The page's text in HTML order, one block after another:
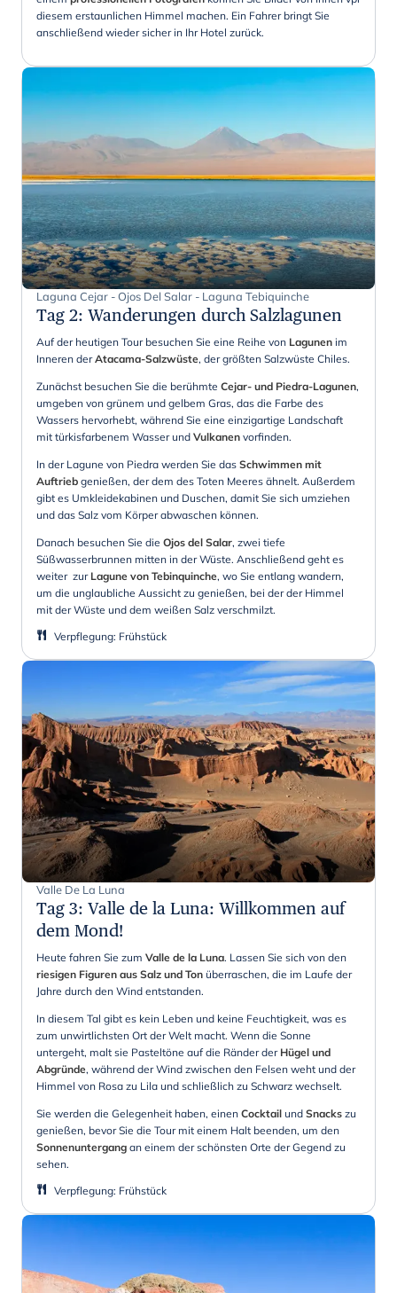
diesem erstaunlichen Himmel machen. Ein Fahrer bringt Sie
anschließend wieder sicher in Ihr Hotel zurück.
Laguna Cejar - Ojos Del Salar - Laguna Tebiquinche
Tag 2: Wanderungen durch Salzlagunen
Auf der heutigen Tour besuchen Sie eine Reihe von Lagunen im
Inneren derAtacama-Salzwüste, der größten Salzwüste Chiles.
Zunächst besuchen Sie die berühmte Cejar- und Piedra-Lagunen,
umgeben von grünem und gelbem Gras, das die Farbe des
Wassers hervorhebt, während Sie eine einzigartige Landschaft
mit türkisfarbenem Wasser und Vulkanen vorfinden.
In der Lagune von Piedra werden Sie das Schwimmen mit
Auftrieb genießen, der dem des Toten Meeres ähnelt. Außerdem
gibt es Umkleidekabinen und Duschen, damit Sie sich umziehen
und das Salz vom Körper abwaschen können.
Danach besuchen Sie die Ojos del Salar, zwei tiefe
Süßwasserbrunnen mitten in der Wüste. Anschließend geht es
weiter zur Lagune von Tebinquinche, wo Sie entlang wandern,
um die unglaubliche Aussicht zu genießen, bei der der Himmel
mit der Wüste und dem weißen Salz verschmilzt.
Verpflegung: Frühstück
Valle De La Luna
Tag 3: Valle de la Luna: Willkommen auf
dem Mond!
Heute fahren Sie zum Valle de la Luna. Lassen Sie sich von den
riesigen Figuren aus Salz und Ton überraschen, die im Laufe der
Jahre durch den Wind entstanden.
In diesem Tal gibt es kein Leben und keine Feuchtigkeit, was es
zum unwirtlichsten Ort der Welt macht. Wenn die Sonne
untergeht, malt sie Pasteltöne auf die Ränder der Hügel und
Abgründe, während der Wind zwischen den Felsen weht und der
Himmel von Rosa zu Lila und schließlich zu Schwarz wechselt.
Sie werden die Gelegenheit haben, einen Cocktail und Snacks zu
genießen, bevor Sie die Tour mit einem Halt beenden, um den
Sonnenuntergang an einem der schönsten Orte der Gegend zu
sehen.
Verpflegung: Frühstück